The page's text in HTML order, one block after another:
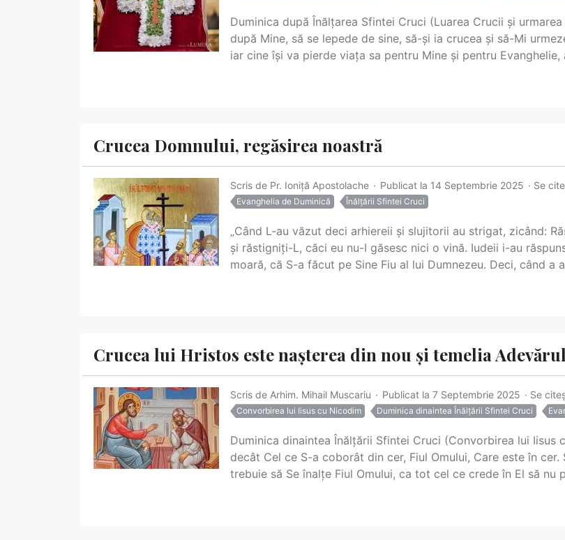
Duminica după Înălțarea Sfintei Cruci (Luarea Crucii și
după Mine, să se lepede de sine, să-și ia crucea și să-Mi
iar cine își va pierde viața sa pentru Mine și pentru Evanghelie,
Crucea Domnului, regăsirea noastră
Scris de Pr. Ioniță Apostolache Publicat la 14 Septembrie 2025 Se
Evanghelia de Duminică
Înălțării Sfintei Cruci
„Când L-au văzut deci arhiereii și slujitorii au strigat, zicând:
și răstigniți-L, căci eu nu-I găsesc nici o vină. Iudeii i-au
moară, că S-a făcut pe Sine Fiu al lui Dumnezeu. Deci, când a
Crucea lui Hristos este nașterea din nou și temelia
Scris de Arhim. Mihail Muscariu Publicat la 7 Septembrie 2025 Se
Convorbirea lui Iisus cu Nicodim
Duminica dinaintea Înălțării Sfintei Cruci
Duminica dinaintea Înălțării Sfintei Cruci (Convorbirea lui Iisus
decât Cel ce S-a coborât din cer, Fiul Omului, Care este în
trebuie să Se înalțe Fiul Omului, ca tot cel ce crede în El să nu